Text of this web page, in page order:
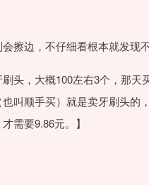
擦边，不仔细看根本就发现不
头，大概100左右3个，那天
叫顺手买）就是卖牙刷头的
需要9.86元。】